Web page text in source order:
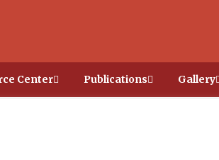
Center Publications Gallery